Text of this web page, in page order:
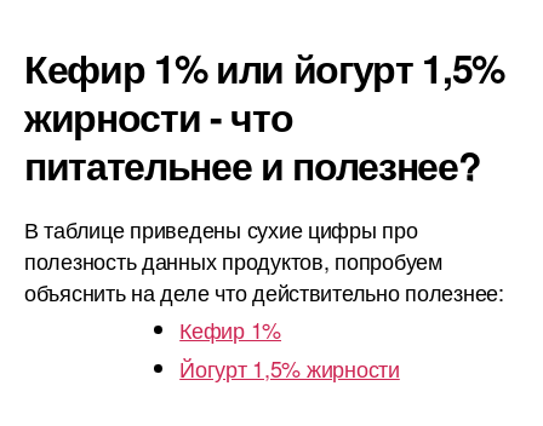
Кефир 1% или йогурт 1,5%
жирности - что
питательнее и полезнее?
В таблице приведены сухие цифры про
полезность данных продуктов, попробуем
объяснить на деле что действительно полезнее:
Кефир 1%
Йогурт 1,5% жирности